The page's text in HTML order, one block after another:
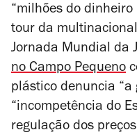
“milhões do
tour da
Jornada Mundial da
no Campo Pequeno
plástico denuncia
“incompetência do
regulação dos